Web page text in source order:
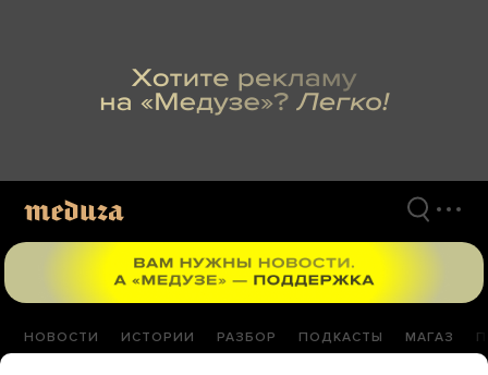
НОВОСТИ ИСТОРИИ РАЗБОР ПОДКАСТЫ МАГАЗ